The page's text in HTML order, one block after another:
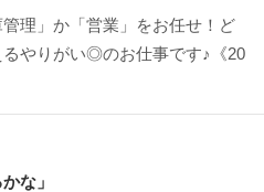
理」か「営業」をお任せ！ど
やりがい◎のお仕事です♪《20
な」